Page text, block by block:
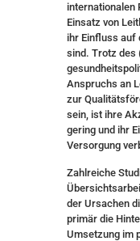
internationalen
Einsatz von
ihr Einfluss auf
sind. Trotz des
Anspruchs an
zur
sein, ist ihre
gering und ihr
Versorgung
Zahlreiche
der Ursachen
primär die
Umsetzung im